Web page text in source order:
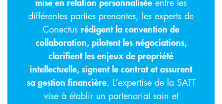
mise en relation personnalisée entre les
différentes parties prenantes, les experts de
Conectus rédigent la convention de
collaboration, pilotent les négociations,
clarifient les enjeux de propriété
intellectuelle, signent le contrat et assurent
sa gestion financière. L’expertise de la SATT
vise à établir un partenariat sain et